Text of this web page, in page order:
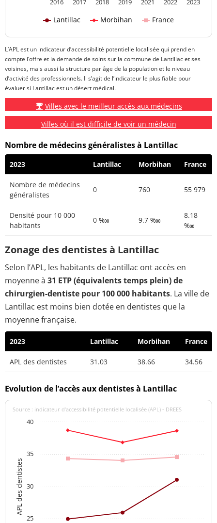
Lantillac Morbihan France
2016 2017 2018 2019 2021 2022 2023
L’APL est un indicateur d’accessibilité potentielle localisée qui prend en
compte l’offre et la demande de soins sur la commune de Lantillac et ses
voisines, mais aussi la structure par âge de la population et le niveau
d’activité des professionnels. Il s’agit de l’indicateur le plus fiable pour
évaluer si Lantillac est un désert médical.
Villes avec le meilleur accès aux médecins
Villes où il est difficile de voir un médecin
Nombre de médecins généralistes à Lantillac
2023 Lantillac Morbihan France
Nombre de médecins
généralistes
0 760 55 979
Densité pour 10 000
habitants
0 ‱ 9.7 ‱
8.18
‱
Zonage des dentistes à Lantillac
Selon l’APL, les habitants de Lantillac ont accès en
moyenne à 31 ETP (équivalents temps plein) de
chirurgien-dentiste pour 100 000 habitants. La ville de
Lantillac est moins bien dotée en dentistes que la
moyenne française.
2023 Lantillac Morbihan France
APL des dentistes 31.03 38.66 34.56
Evolution de l’accès aux dentistes à Lantillac
APL des dentistes
Source : indicateur d’accessibilité potentielle localisée (APL) - DREES
25
30
35
40